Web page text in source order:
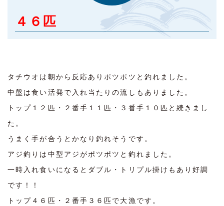
４６匹
タチウオは朝から反応ありポツポツと釣れました。
中盤は食い活発で入れ当たりの流しもありました。
トップ１２匹・２番手１１匹・３番手１０匹と続きまし
た。
うまく手が合うとかなり釣れそうです。
アジ釣りは中型アジがポツポツと釣れました。
一時入れ食いになるとダブル・トリプル掛けもあり好調
です！！
トップ４６匹・２番手３６匹で大漁です。